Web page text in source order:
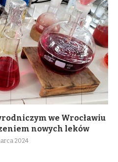
we Wrocławiu
nowych leków
2024